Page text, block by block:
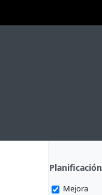
Planificación
Mejora